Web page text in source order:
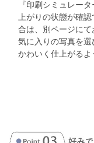
『印刷シミュレー
上がりの状態が確認
合は、別ページにて
気に入りの写真を選
かわいく仕上がるよ